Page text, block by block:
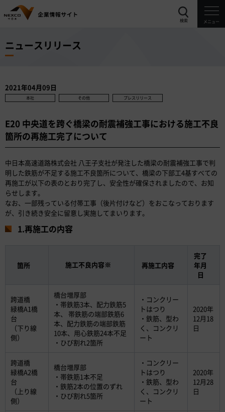
検索 メニュー
ニュースリリース
2021年04月09日
本社 その他 プレスリリース
E20 中央道を跨ぐ橋梁の耐震補強工事における施工不良
箇所の再施工完了について
中日本高速道路株式会社 八王子支社が発注した橋梁の耐震補強工事で判
明した鉄筋が不足する施工不良箇所について、橋梁の下部工4基すべての
再施工が以下の表のとおり完了し、安全性が確保されましたので、お知
らせします。
なお、一部残っている付帯工事（後片付けなど）をおこなっております
が、引き続き安全に留意し実施してまいります。
1.再施工の内容
箇所 施工不良内容※ 再施工内容
完了
年月
日
跨道橋
緑橋A1橋
台
（下り線
側）
橋台増厚部
・帯鉄筋3本、配力鉄筋5
本、 帯鉄筋の端部鉄筋6
本、配力鉄筋の端部鉄筋
10本、用心鉄筋24本不足
・ひび割れ2箇所
・コンクリー
トはつり
・鉄筋、型わ
く、コンクリ
ート
2020年
12月18
日
跨道橋
緑橋A2橋
台
（上り線
側）
橋台増厚部
・帯鉄筋1本不足
・鉄筋2本の位置のずれ
・ひび割れ5箇所
・コンクリー
トはつり
・鉄筋、型わ
く、コンクリ
ート
2020年
12月28
日